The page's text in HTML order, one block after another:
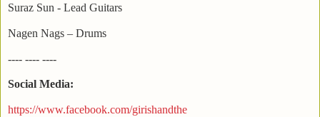
Suraz Sun - Lead Guitars
Nagen Nags – Drums
---- ---- ----
Social Media:
https://www.facebook.com/girishandthe